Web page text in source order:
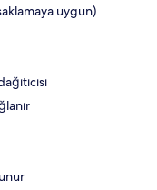
uygun)